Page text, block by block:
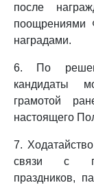
после
поощрениями
наградами.
6. По
кандидаты
грамотой
настоящего
7.
связи с
праздников,